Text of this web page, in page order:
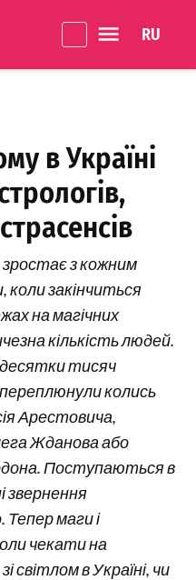
в Україні
зростає з кожним
закінчиться
на магічних
кількість людей.
десятки тисяч
колись
Арестовича,
Жданова або
Поступаються в
звернення
маги і
чекати на
світлом в Україні, чи